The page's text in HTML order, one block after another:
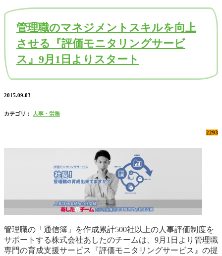
管理職のマネジメントスキルを向上
させる『評価モニタリングサービ
ス』9月1日よりスタート
2015.09.03
カテゴリ： 人事・労務
2293
管理職の「通信簿」を作成累計500社以上の人事評価制度を
サポートする株式会社あしたのチームは、9月1日より管理職
専門の育成支援サービス『評価モニタリングサービス』の提